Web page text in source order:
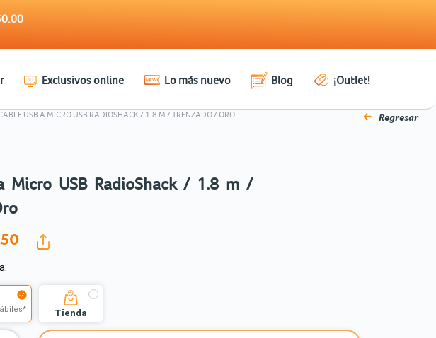
Exclusivos online Lo más nuevo Blog ¡Outlet!
USB A MICRO USB RADIOSHACK / 1.8 M / TRENZADO / ORO Regresar
Micro USB RadioShack / 1.8 m /
50
Tienda